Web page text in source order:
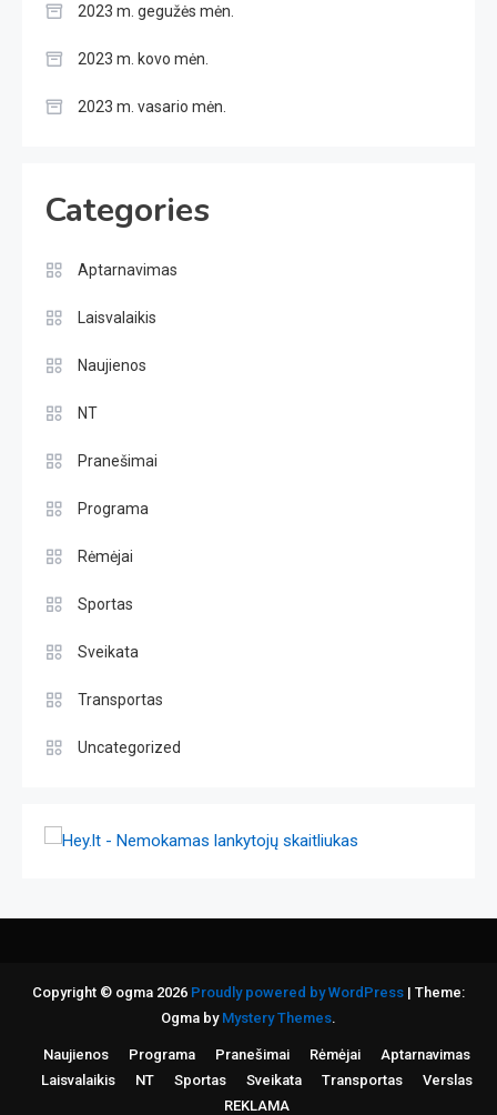
2023 m. gegužės mėn.
2023 m. kovo mėn.
2023 m. vasario mėn.
Categories
Aptarnavimas
Laisvalaikis
Naujienos
NT
Pranešimai
Programa
Rėmėjai
Sportas
Sveikata
Transportas
Uncategorized
Copyright © ogma 2026 Proudly powered by WordPress | Theme:
Ogma by Mystery Themes.
Naujienos Programa Pranešimai Rėmėjai
Aptarnavimas
Laisvalaikis
NT Sportas Sveikata Transportas
Verslas
REKLAMA